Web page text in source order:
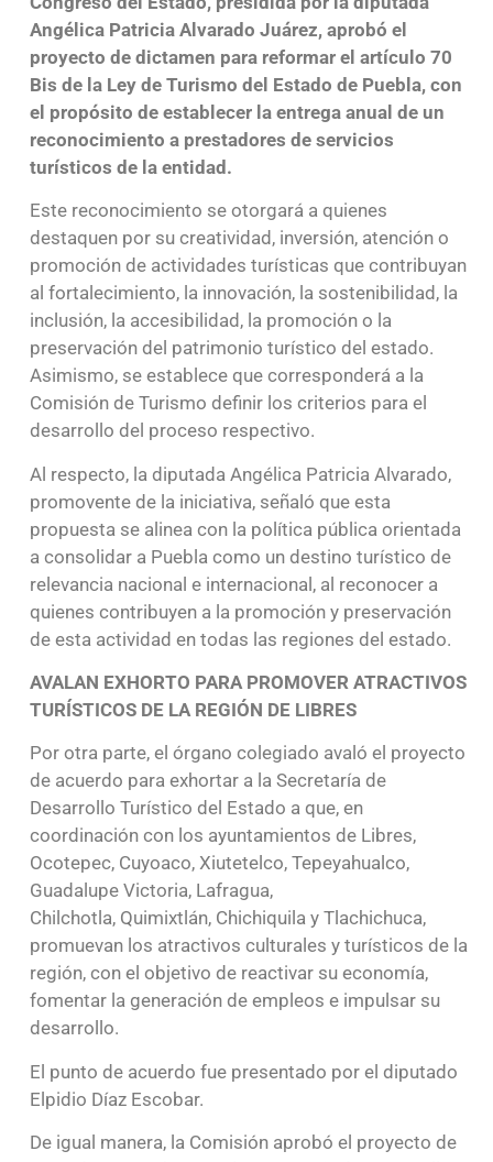
Angélica Patricia Alvarado Juárez, aprobó el
proyecto de dictamen para reformar el artículo 70
Bis de la Ley de Turismo del Estado de Puebla, con
el propósito de establecer la entrega anual de un
reconocimiento a prestadores de servicios
turísticos de la entidad.
Este reconocimiento se otorgará a quienes
destaquen por su creatividad, inversión, atención o
promoción de actividades turísticas que contribuyan
al fortalecimiento, la innovación, la sostenibilidad, la
inclusión, la accesibilidad, la promoción o la
preservación del patrimonio turístico del estado.
Asimismo, se establece que corresponderá a la
Comisión de Turismo definir los criterios para el
desarrollo del proceso respectivo.
Al respecto, la diputada Angélica Patricia Alvarado,
promovente de la iniciativa, señaló que esta
propuesta se alinea con la política pública orientada
a consolidar a Puebla como un destino turístico de
relevancia nacional e internacional, al reconocer a
quienes contribuyen a la promoción y preservación
de esta actividad en todas las regiones del estado.
AVALAN EXHORTO PARA PROMOVER ATRACTIVOS
TURÍSTICOS DE LA REGIÓN DE LIBRES
Por otra parte, el órgano colegiado avaló el proyecto
de acuerdo para exhortar a la Secretaría de
Desarrollo Turístico del Estado a que, en
coordinación con los ayuntamientos de Libres,
Ocotepec, Cuyoaco, Xiutetelco, Tepeyahualco,
Guadalupe Victoria, Lafragua,
Chilchotla, Quimixtlán, Chichiquila y Tlachichuca,
promuevan los atractivos culturales y turísticos de la
región, con el objetivo de reactivar su economía,
fomentar la generación de empleos e impulsar su
desarrollo.
El punto de acuerdo fue presentado por el diputado
Elpidio Díaz Escobar.
De igual manera, la Comisión aprobó el proyecto de